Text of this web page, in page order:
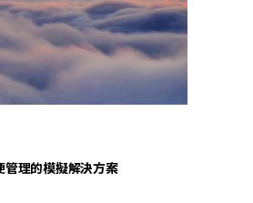
管理的模擬解決方案